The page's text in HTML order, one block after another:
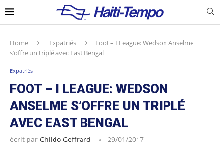
Home Expatriés
Foot – I League: Wedson Anselme
s’offre un triplé avec East Bengal
Expatriés
FOOT – I LEAGUE: WEDSON
ANSELME S’OFFRE UN TRIPLÉ
AVEC EAST BENGAL
écrit par Childo Geffrard 29/01/2017